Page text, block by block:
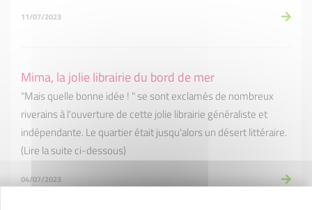
11/07/2023
Mima, la jolie librairie du bord de mer
"Mais quelle bonne idée ! " se sont exclamés de nombreux
riverains à l'ouverture de cette jolie librairie généraliste et
indépendante. Le quartier était jusqu'alors un désert littéraire.
(Lire la suite ci-dessous)
04/07/2023